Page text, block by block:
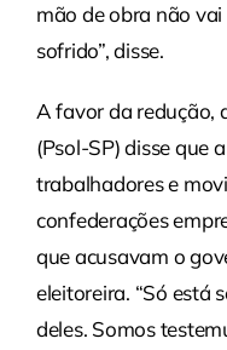
mão de obra não
sofrido”, disse.
A favor da redução,
(Psol-SP) disse que
trabalhadores e
confederações
que acusavam o
eleitoreira. “Só está
deles. Somos